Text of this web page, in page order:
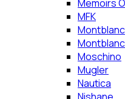
Memoirs
MFK
Montblanc
Moschino
Mugler
Nautica